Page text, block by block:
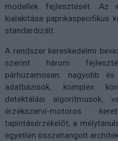
modellek fejlesztését. Az
kialakítása paprikaspecifikus
standardizált.
A rendszer kereskedelmi
szerint három
párhuzamosan: nagyobb
adatbázisok, komplex
detektálási algoritmusok,
érzékszervi-motoros
tapintásérzékelőt, a
egyetlen összehangolt